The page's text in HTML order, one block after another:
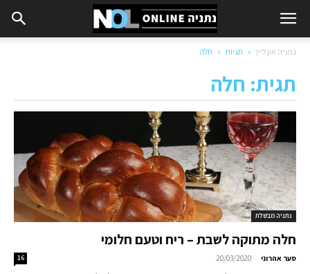
נתניה און ליין תגיות חלה
תגית: חלה
נתניה מבשלת
חלה מתוקה לשבת – ריח וטעם חלומי
סער אהרוני -
20/03/2020
16